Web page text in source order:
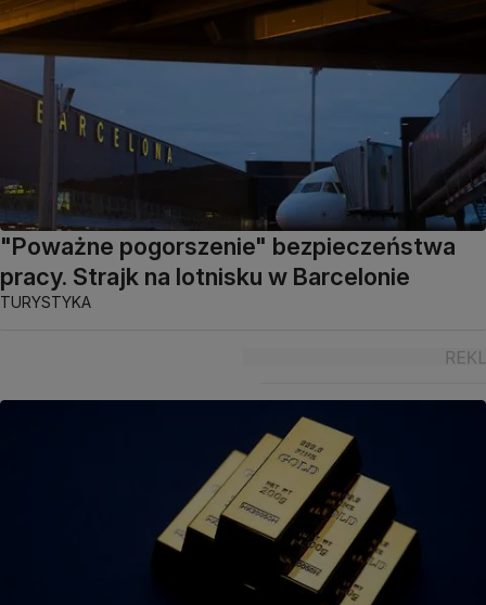
"Poważne pogorszenie" bezpieczeństwa
pracy. Strajk na lotnisku w Barcelonie
TURYSTYKA